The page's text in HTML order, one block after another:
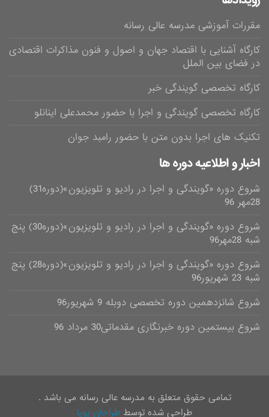
مقررات آموزشی مدرسه عالی رسانه
کارگاه آشنایی با اقتصاد جهان و اصول و فنون مذاکرات اقتصادی
در فضای بین الملل
کارگاه تخصصی گویندگی خبر
کارگاه تخصصی گویندگی و اجرا با حضور محمدعلی اینانلو
تکنیک های اجرا بدون متن با حضور رامبد جوان
اخبار و اطلاعیه دوره ها
شروع دوره «گویندگی و اجرا در رادیو و تلویزیون»(دوره31)
28مهر 96
شروع دوره «گویندگی و اجرا در رادیو و تلویزیون»(دوره30) پنج
شبه 28مهر96
شروع دوره «گویندگی و اجرا در رادیو و تلویزیون»(دوره28) پنج
شبه 23 شهریور96
شروع شانزدهمین دوره تخصصی دوبله 9 شهریور96
شروع بیستمین دوره خبرنگاری مقدماتی30 مرداد 96
تمامی حقوق متعلق به مدرسه عالی رسانه می باشد .
طراحی شده توسط طراحان پویا